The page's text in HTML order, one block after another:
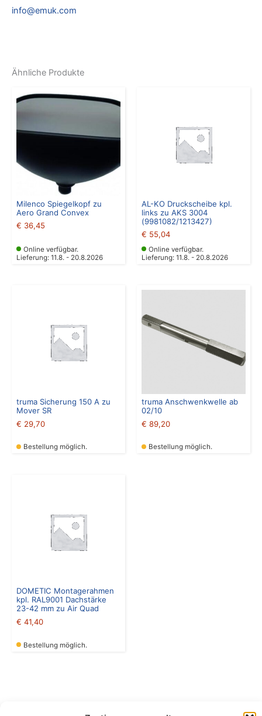
info@emuk.com
Ähnliche Produkte
Milenco Spiegelkopf zu
Aero Grand Convex
€ 36,45
Online verfügbar.
Lieferung: 11.8. - 20.8.2026
AL-KO Druckscheibe kpl.
links zu AKS 3004
(9981082/1213427)
€ 55,04
Online verfügbar.
Lieferung: 11.8. - 20.8.2026
truma Sicherung 150 A zu
Mover SR
€ 29,70
Bestellung möglich.
truma Anschwenkwelle ab
02/10
€ 89,20
Bestellung möglich.
DOMETIC Montagerahmen
kpl. RAL9001 Dachstärke
23-42 mm zu Air Quad
€ 41,40
Bestellung möglich.